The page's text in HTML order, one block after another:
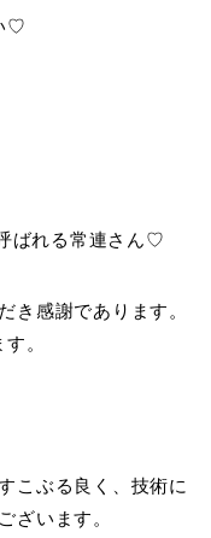
♡
ばれる常連さん♡
き感謝であります。
。
こぶる良く、技術に
ざいます。